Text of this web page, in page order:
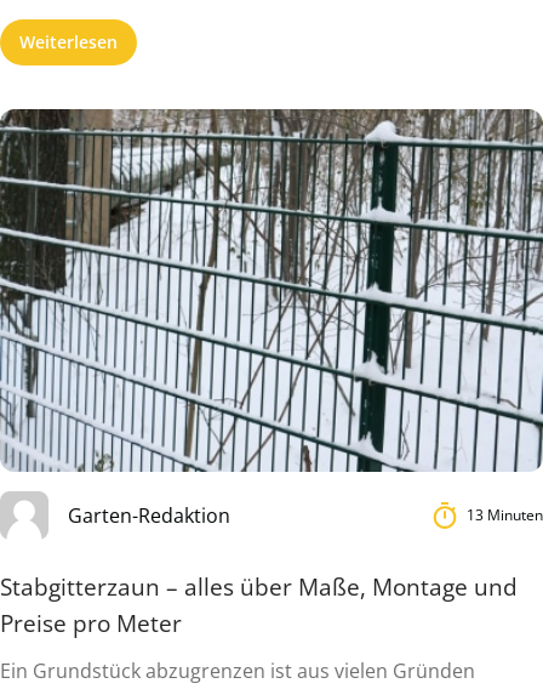
Weiterlesen
Garten-Redaktion 13 Minuten
Stabgitterzaun – alles über Maße, Montage und
Preise pro Meter
Ein Grundstück abzugrenzen ist aus vielen Gründen